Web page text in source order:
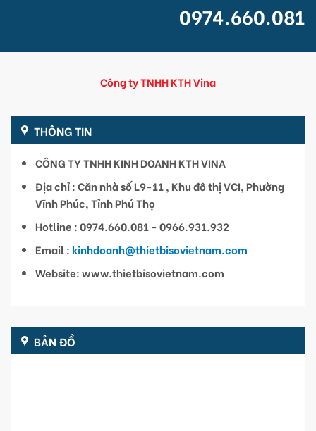
0974.660.081
Công ty TNHH KTH Vina
THÔNG TIN
CÔNG TY TNHH KINH DOANH KTH VINA
Địa chỉ : Căn nhà số L9-11 , Khu đô thị VCI, Phường
Vĩnh Phúc, Tỉnh Phú Thọ
Hotline : 0974.660.081 - 0966.931.932
Email : kinhdoanh@thietbisovietnam.com
Website: www.thietbisovietnam.com
BẢN ĐỒ